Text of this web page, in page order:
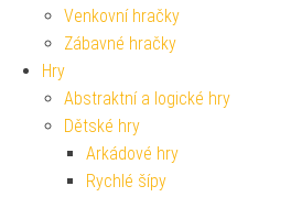
Venkovní hračky
Zábavné hračky
Hry
Abstraktní a logické hry
Dětské hry
Arkádové hry
Rychlé šípy